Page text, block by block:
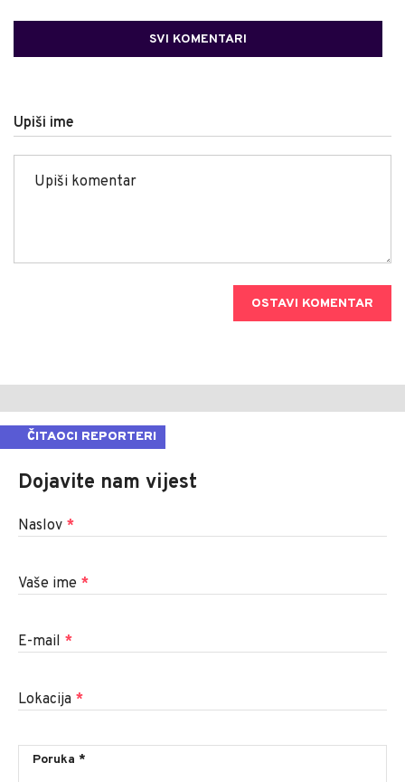
SVI KOMENTARI
Upiši ime
OSTAVI KOMENTAR
ČITAOCI REPORTERI
Dojavite nam vijest
Naslov *
Vaše ime *
E-mail *
Lokacija *